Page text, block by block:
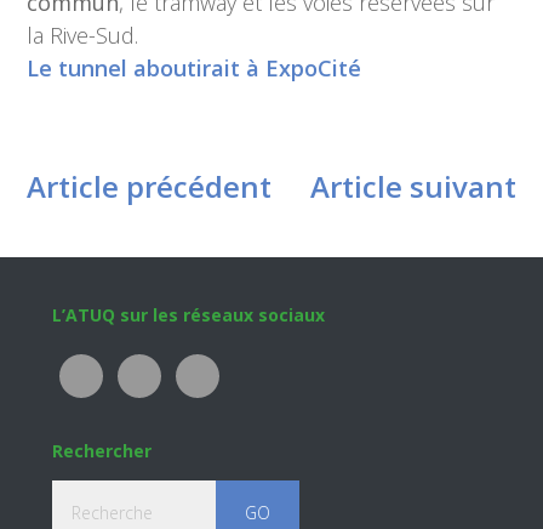
la Rive-Sud.
Le tunnel aboutirait à ExpoCité
Article précédent Article suivant
Footer
L’ATUQ sur les réseaux sociaux
Rechercher